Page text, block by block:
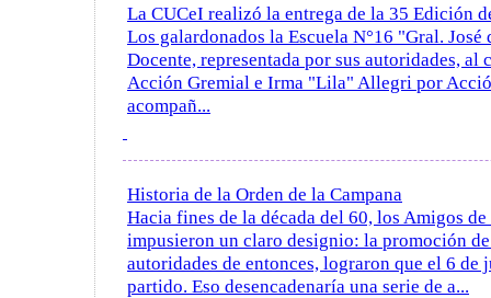
La CUCeI realizó la entrega de la 35 Edición
Los galardonados la Escuela N°16 "Gral.
Docente, representada por sus autoridades,
Acción Gremial e Irma "Lila" Allegri por
acompañ...
Historia de la Orden de la Campana
Hacia fines de la década del 60, los Amigos
impusieron un claro designio: la promoción de
autoridades de entonces, lograron que el 6
partido. Eso desencadenaría una serie de a...